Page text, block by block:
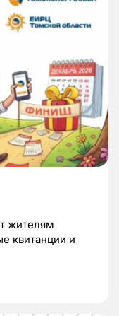
жителям
квитанции и